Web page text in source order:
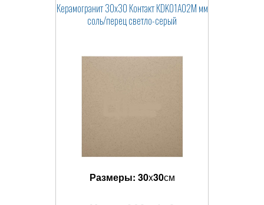
Керамогранит 30x30 Контакт КDK01A02M мм
соль/перец светло-серый
Размеры: 30x30см